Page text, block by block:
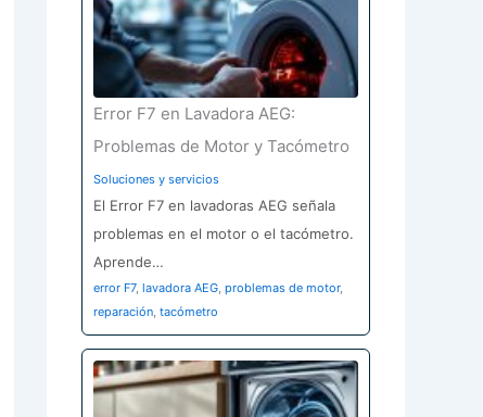
Error F7 en Lavadora AEG:
Problemas de Motor y Tacómetro
Soluciones y servicios
El Error F7 en lavadoras AEG señala
problemas en el motor o el tacómetro.
Aprende…
error F7, lavadora AEG, problemas de motor,
reparación, tacómetro